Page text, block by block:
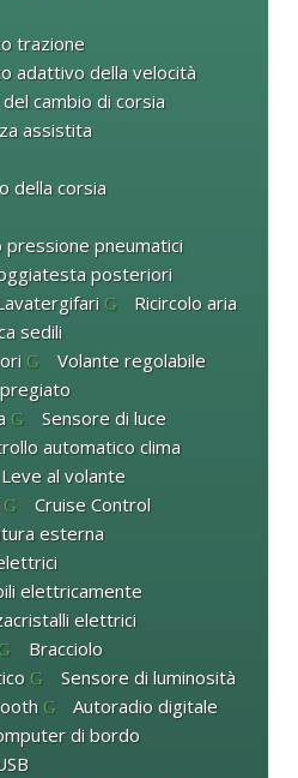
trazione
adattivo della velocità
cambio di corsia
assistita
della corsia
pneumatici
posteriori
Ricircolo aria
sedili
Volante regolabile
Sensore di luce
automatico clima
Leve al volante
Cruise Control
esterna
elettricamente
elettrici
Bracciolo
Sensore di luminosità
Autoradio digitale
di bordo